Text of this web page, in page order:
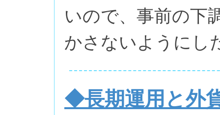
いので、事前の下
かさないようにし
◆長期運用と外